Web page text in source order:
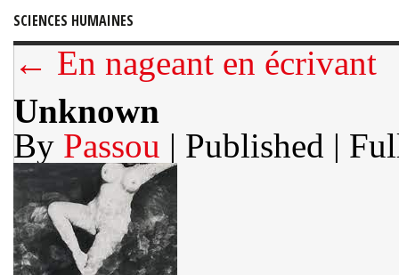
SCIENCES HUMAINES
← En nageant en écrivant
Unknown
By Passou | Published |